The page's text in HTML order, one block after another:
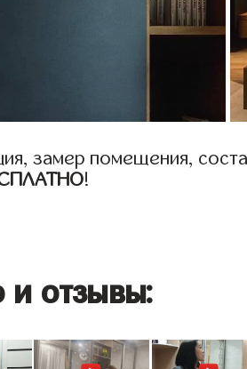
замер помещения,
!
и отзывы: